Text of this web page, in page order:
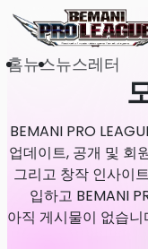
홈뉴스뉴스레터
BEMANI PRO
업데이트, 공개 및 회
그리고 창작 인사이
입하고 BEMANI
아직 게시물이 없습니